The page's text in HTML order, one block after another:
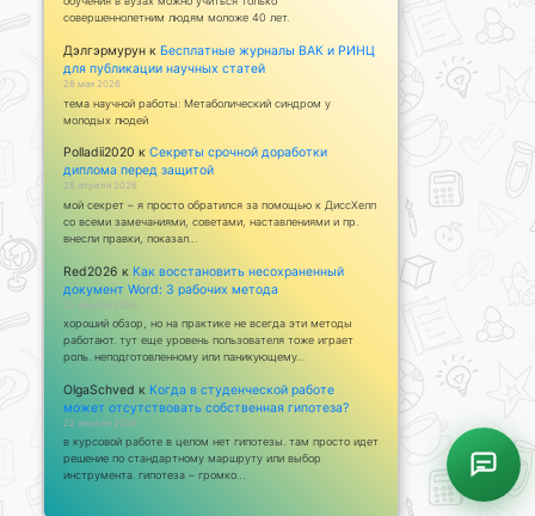
совершеннолетним людям моложе 40 лет.
Дэлгэрмурун к Бесплатные журналы ВАК и РИНЦ
для публикации научных статей
28 мая 2026
тема научной работы: Метаболический синдром у
молодых людей
Polladii2020 к Секреты срочной доработки
диплома перед защитой
28 апреля 2026
мой секрет – я просто обратился за помощью к ДиссХелп
со всеми замечаниями, советами, наставлениями и пр.
внесли правки, показал…
Red2026 к Как восстановить несохраненный
документ Word: 3 рабочих метода
23 апреля 2026
хороший обзор, но на практике не всегда эти методы
работают. тут еще уровень пользователя тоже играет
роль. неподготовленному или паникующему…
OlgaSchved к Когда в студенческой работе
может отсутствовать собственная гипотеза?
22 апреля 2026
в курсовой работе в целом нет гипотезы. там просто идет
решение по стандартному маршруту или выбор
инструмента. гипотеза – громко…